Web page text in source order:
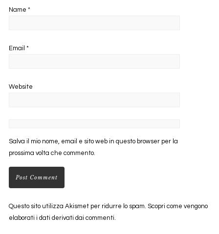
Name *
Email *
Website
Salva il mio nome, email e sito web in questo browser per la
prossima volta che commento.
Questo sito utilizza Akismet per ridurre lo spam. Scopri come vengono
elaborati i dati derivati dai commenti.